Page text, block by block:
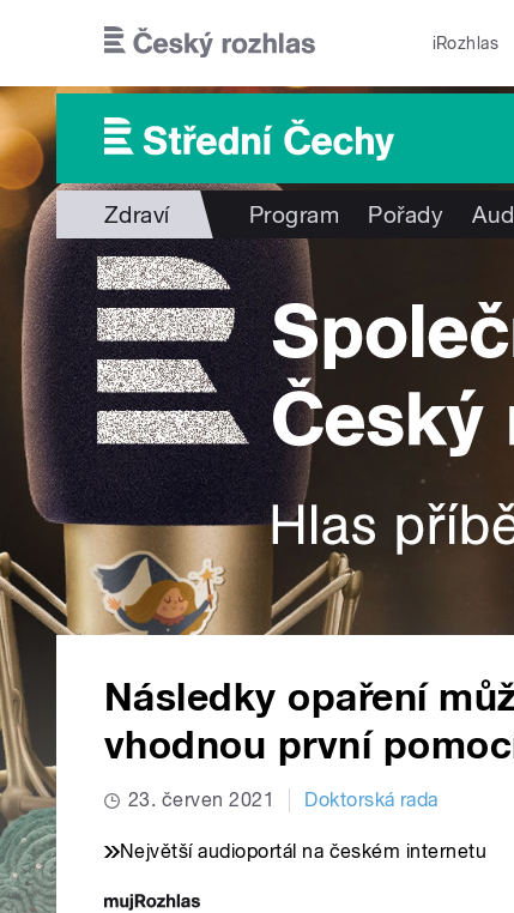
iRozhlas
Zdraví Program Pořady
Následky opaření
vhodnou první
23. červen 2021 Doktorská rada
Největší audioportál na českém internetu